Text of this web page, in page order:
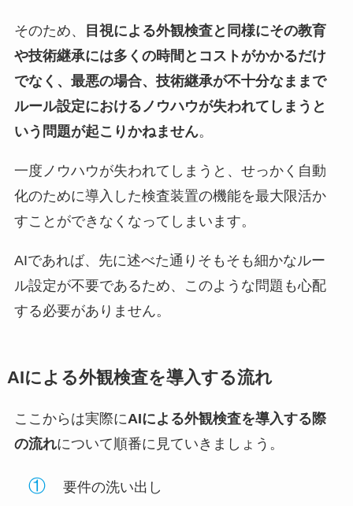
そのため、
目視による外観検査と同様にその教育
や技術継承には多くの時間とコストがかかるだけ
でなく、最悪の場合、技術継承が不十分なままで
ルール設定におけるノウハウが失われてしまうと
いう問題が起こりかねません。
一度ノウハウが失われてしまうと、せっかく自動
化のために導入した検査装置の機能を最大限活か
すことができなくなってしまいます。
AIであれば、先に述べた通りそもそも細かなルー
ル設定が不要であるため、このような問題も心配
する必要がありません。
AIによる外観検査を導入する流れ
ここからは実際にAIによる外観検査を導入する際
の流れについて順番に見ていきましょう。
① 要件の洗い出し